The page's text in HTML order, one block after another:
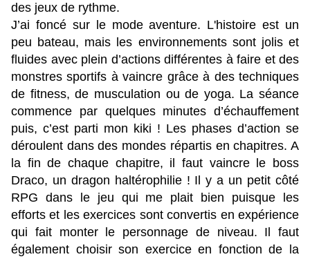
des jeux de rythme.
J’ai foncé sur le mode aventure. L'histoire est un
peu bateau, mais les environnements sont jolis et
fluides avec plein d’actions différentes à faire et des
monstres sportifs à vaincre grâce à des techniques
de fitness, de musculation ou de yoga. La séance
commence par quelques minutes d’échauffement
puis, c’est parti mon kiki ! Les phases d’action se
déroulent dans des mondes répartis en chapitres. A
la fin de chaque chapitre, il faut vaincre le boss
Draco, un dragon haltérophilie ! Il y a un petit côté
RPG dans le jeu qui me plait bien puisque les
efforts et les exercices sont convertis en expérience
qui fait monter le personnage de niveau. Il faut
également choisir son exercice en fonction de la